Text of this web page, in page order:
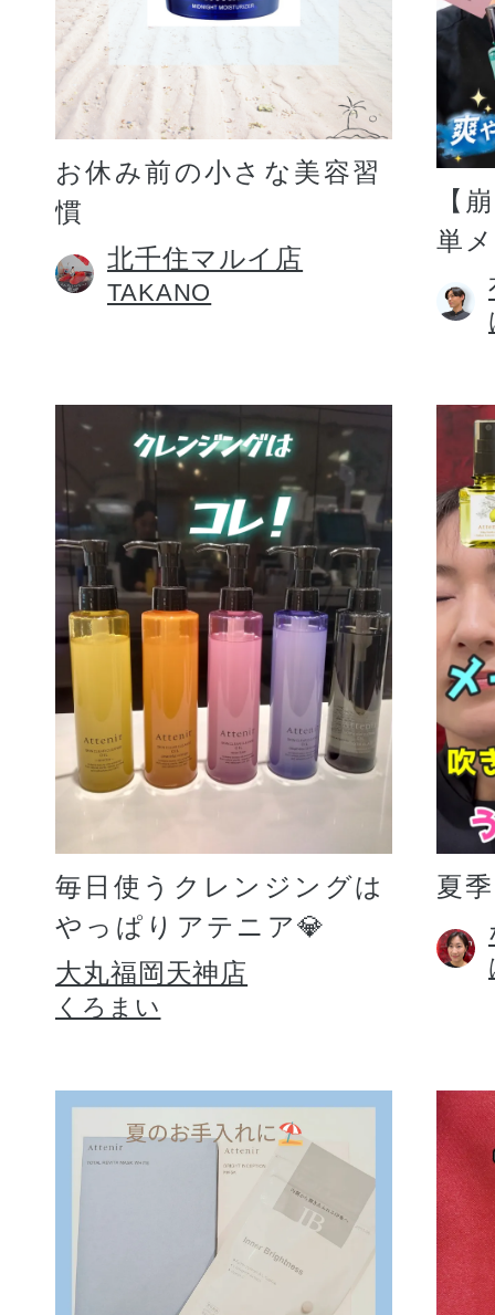
お休み前の小さな美容習
慣
北千住マルイ店
TAKANO
【
単
毎日使うクレンジングは
やっぱりアテニア💎
大丸福岡天神店
くろまい
夏